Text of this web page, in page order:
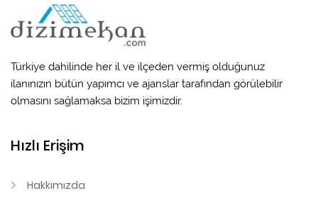
Türkiye dahilinde her il ve ilçeden vermiş olduğunuz
ilanınızın bütün yapımcı ve ajanslar tarafından görülebilir
olmasını sağlamaksa bizim işimizdir.
Hızlı Erişim
Hakkımızda